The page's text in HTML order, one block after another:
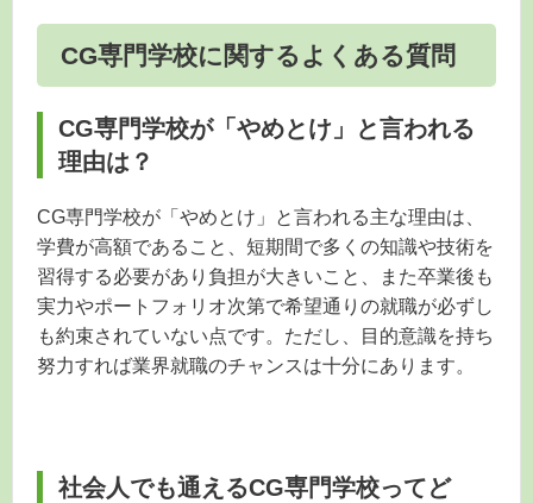
CG専門学校に関するよくある質問
CG専門学校が「やめとけ」と言われる
理由は？
CG専門学校が「やめとけ」と言われる主な理由は、
学費が高額であること、短期間で多くの知識や技術を
習得する必要があり負担が大きいこと、また卒業後も
実力やポートフォリオ次第で希望通りの就職が必ずし
も約束されていない点です。ただし、目的意識を持ち
努力すれば業界就職のチャンスは十分にあります。
社会人でも通えるCG専門学校ってど